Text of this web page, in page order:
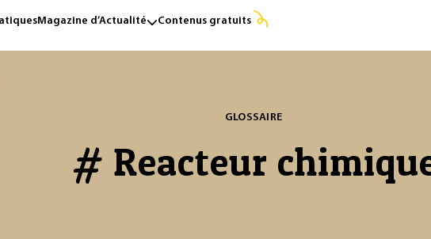
Magazine d’Actualité Contenus gratuits
GLOSSAIRE
# Reacteur